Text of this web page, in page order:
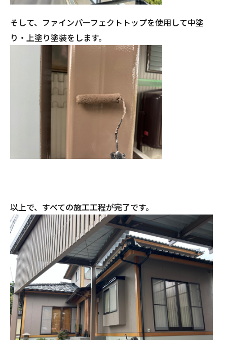
そして、ファインパーフェクトトップを使用して中塗
り・上塗り塗装をします。
以上で、すべての施工工程が完了です。